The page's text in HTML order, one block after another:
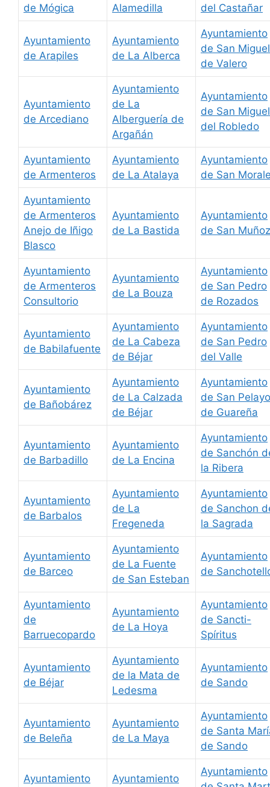
de Mógica
Alamedilla
del Castañar
Ayuntamiento
de Arapiles
Ayuntamiento
de La Alberca
Ayuntamiento
de San Miguel
de Valero
Ayuntamiento
de Arcediano
Ayuntamiento
de La
Alberguería de
Argañán
Ayuntamiento
de San Miguel
del Robledo
Ayuntamiento
de Armenteros
Ayuntamiento
de La Atalaya
Ayuntamiento
de San
Ayuntamiento
de Armenteros
Anejo de Iñigo
Blasco
Ayuntamiento
de La Bastida
Ayuntamiento
de San Muñoz
Ayuntamiento
de Armenteros
Consultorio
Ayuntamiento
de La Bouza
Ayuntamiento
de San Pedro
de Rozados
Ayuntamiento
de Babilafuente
Ayuntamiento
de La Cabeza
de Béjar
Ayuntamiento
de San Pedro
del Valle
Ayuntamiento
de Bañobárez
Ayuntamiento
de La Calzada
de Béjar
Ayuntamiento
de San Pelayo
de Guareña
Ayuntamiento
de Barbadillo
Ayuntamiento
de La Encina
Ayuntamiento
de Sanchón
la Ribera
Ayuntamiento
de Barbalos
Ayuntamiento
de La
Fregeneda
Ayuntamiento
de Sanchon
la Sagrada
Ayuntamiento
de Barceo
Ayuntamiento
de La Fuente
de San Esteban
Ayuntamiento
de
Ayuntamiento
de
Barruecopardo
Ayuntamiento
de La Hoya
Ayuntamiento
de Sancti-
Spíritus
Ayuntamiento
de Béjar
Ayuntamiento
de la Mata de
Ledesma
Ayuntamiento
de Sando
Ayuntamiento
de Beleña
Ayuntamiento
de La Maya
Ayuntamiento
de Santa
de Sando
Ayuntamiento Ayuntamiento
Ayuntamiento